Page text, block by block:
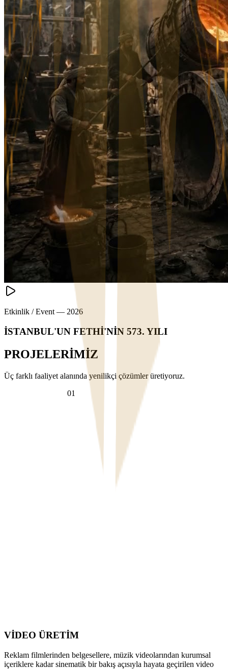
Etkinlik / Event — 2026
İSTANBUL'UN FETHİ'NİN 573. YILI
PROJELERİMİZ
Üç farklı faaliyet alanında yenilikçi çözümler üretiyoruz.
01
VİDEO ÜRETİM
Reklam filmlerinden belgesellere, müzik videolarından kurumsal
içeriklere kadar sinematik bir bakış açısıyla hayata geçirilen video